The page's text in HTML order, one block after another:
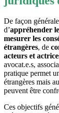
De façon
d’appréhender
mesurer les
étrangères, de
acteurs et
avocat.e.s,
pratique permet
étrangères mais
peuvent être
Ces objectifs